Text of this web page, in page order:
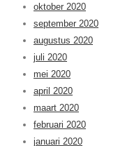
oktober 2020
september 2020
augustus 2020
juli 2020
mei 2020
april 2020
maart 2020
februari 2020
januari 2020